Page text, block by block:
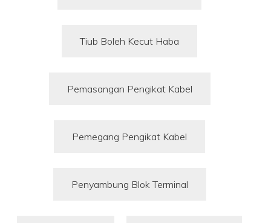
Tiub Boleh Kecut Haba
Pemasangan Pengikat Kabel
Pemegang Pengikat Kabel
Penyambung Blok Terminal